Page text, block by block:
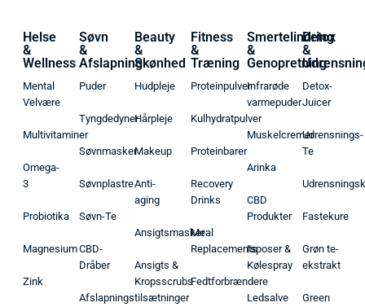
Helse
&
Wellness
Mental
Velvære
Multivitaminer
Omega-
3
Probiotika
Magnesium
Zink
Søvn
&
Afslapning
Puder
Tyngdedyner
Søvnmasker
Søvnplastre
Søvn-Te
CBD-
Dråber
Afslapningstilsætninger
Beauty
&
Skønhed
Hudpleje
Hårpleje
Makeup
Anti-
aging
Ansigtsmasker
Ansigts &
Kropsscrubs
Fitness
&
Træning
Proteinpulver
Kulhydratpulver
Proteinbarer
Recovery
Drinks
Meal
Replacements
Fedtforbrændere
Smertelindring
&
Genopretning
Infrarøde
varmepuder
Muskelcremer
Arinka
CBD
Produkter
Isposer &
Kølespray
Ledsalve
Detox
&
Detox-
Juicer
Udrensnings-
Te
Fastekure
Grøn te-
ekstrakt
Green